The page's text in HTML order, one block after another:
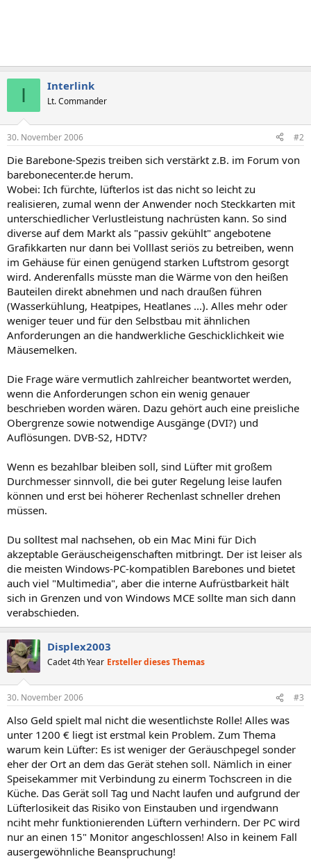
I Interlink
Lt. Commander
30. November 2006 #2
Die Barebone-Spezis treiben sich verstärkt z.B. im Forum von
barebonecenter.de herum.
Wobei: Ich fürchte, lüfterlos ist das nicht so leicht zu
realisieren, zumal wenn der Anwender noch Steckkarten mit
unterschiedlicher Verlustleistung nachrüsten kann. So sind
diverse auf dem Markt als "passiv gekühlt" angebotene
Grafikkarten nur dann bei Volllast seriös zu betreiben, wenn
im Gehäuse für einen genügend starken Luftstrom gesorgt
wird. Anderenfalls müsste man die Wärme von den heißen
Bauteilen direkt abnehmen und nach draußen führen
(Wasserkühlung, Heatpipes, Heatlanes ...). Alles mehr oder
weniger teuer und für den Selbstbau mit ähnlichen
Anforderungen an die handwerkliche Geschicklichkeit wie
Mäusemelken.
Die Frage wäre vermutlich zahlreicher beantwortet werden,
wenn die Anforderungen schon ein wenig genauer
beschrieben worden wären. Dazu gehört auch eine preisliche
Obergrenze sowie notwendige Ausgänge (DVI?) und
Auflösungen. DVB-S2, HDTV?
Wenn es bezahlbar bleiben soll, sind Lüfter mit großem
Durchmesser sinnvoll, die bei guter Regelung leise laufen
können und erst bei höherer Rechenlast schneller drehen
müssen.
Du solltest mal nachsehen, ob ein Mac Mini für Dich
akzeptable Geräuscheigenschaften mitbringt. Der ist leiser als
die meisten Windows-PC-kompatiblen Barebones und bietet
auch viel "Multimedia", aber die interne Aufrüstbarkeit hält
sich in Grenzen und von Windows MCE sollte man sich dann
verabschieden.
Displex2003
Cadet 4th Year Ersteller dieses Themas
30. November 2006 #3
Also Geld spielt mal nicht die wesentlichste Rolle! Alles was
unter 1200 € liegt ist erstmal kein Problem. Zum Thema
warum kein Lüfter: Es ist weniger der Geräuschpegel sonder
eher der Ort an dem das Gerät stehen soll. Nämlich in einer
Speisekammer mit Verbindung zu einerm Tochscreen in die
Küche. Das Gerät soll Tag und Nacht laufen und aufgrund der
Lüfterlosikeit das Risiko von Einstauben und irgendwann
nciht mehr funktionierenden Lüftern verhindern. Der PC wird
nur an einen 15" Monitor angeschlossen! Also in keinem Fall
ausergewöhnliche Beanspruchung!